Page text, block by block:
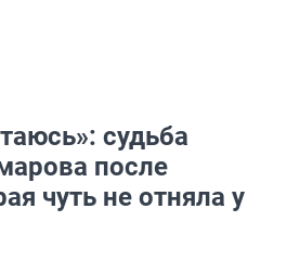
судьба
после
чуть не отняла у